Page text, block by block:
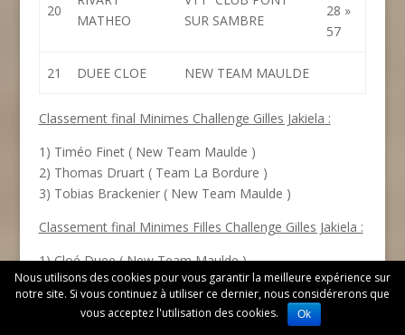
20
MATHEO
SUR SAMBRE
28 »
57
21 DUEE CLOE NEW TEAM MAULDE
Classement final Minimes Challenge Gilles Jakiela :
1) Timéo Finet ( New Team Maulde )
2) Thomas Druart ( Team La Bordure )
3) Tobias Brackenier ( New Team Maulde )
Classement final Minimes Filles Challenge Gilles Jakiela :
1) Cloé Duee ( New Team Maulde )
2) Deborah Fartek ( New Team Maulde )
3) Lou Comblin ( AC Bellaingeoise )
Nous utilisons des cookies pour vous garantir la meilleure expérience sur
notre site. Si vous continuez à utiliser ce dernier, nous considérerons que
vous acceptez l'utilisation des cookies.
Ok